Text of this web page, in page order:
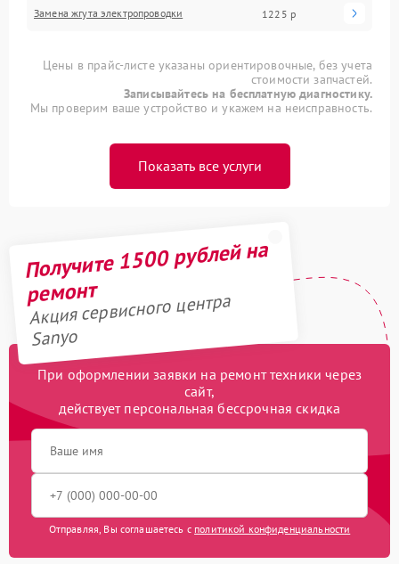
Замена жгута электропроводки 1225 р
Цены в прайс-листе указаны ориентировочные, без учета
стоимости запчастей.
Записывайтесь на бесплатную диагностику.
Мы проверим ваше устройство и укажем на неисправность.
Показать все услуги
Получите 1500 рублей на
ремонт
Акция сервисного центра
Sanyo
При оформлении заявки на ремонт техники через
сайт,
действует персональная бессрочная скидка
Отправляя, Вы соглашаетесь с политикой конфиденциальности